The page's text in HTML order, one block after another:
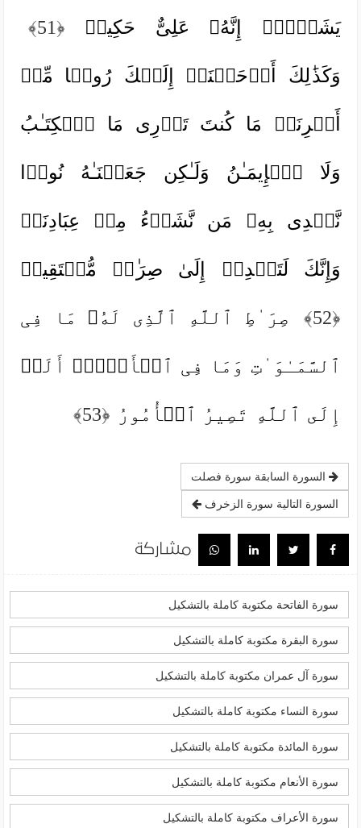
یَشَاۤءُۚ إِنَّهُۥ عَلِیٌّ حَكِیمࣱ ﴿51﴾
وَكَذَ ٰ⁠لِكَ أَوۡحَیۡنَاۤ إِلَیۡكَ رُوحࣰا مِّنۡ
أَمۡرِنَاۚ مَا كُنتَ تَدۡرِی مَا ٱلۡكِتَـٰبُ
وَلَا ٱلۡإِیمَـٰنُ وَلَـٰكِن جَعَلۡنَـٰهُ نُورࣰا
نَّهۡدِی بِهِۦ مَن نَّشَاۤءُ مِنۡ عِبَادِنَاۚ
وَإِنَّكَ لَتَهۡدِیۤ إِلَىٰ صِرَ ٰ⁠طࣲ مُّسۡتَقِیمࣲ
﴿52﴾ صِرَ ٰ⁠طِ ٱللَّهِ ٱلَّذِی لَهُۥ مَا فِی
ٱلسَّمَـٰوَ ٰ⁠تِ وَمَا فِی ٱلۡأَرۡضِۗ أَلَاۤ
إِلَى ٱللَّهِ تَصِیرُ ٱلۡأُمُورُ ﴿53﴾
السورة السابقة سورة فصلت
السورة التالية سورة الزخرف
مشاركة
سورة الفاتحة مكتوبة كاملة بالتشكيل
سورة البقرة مكتوبة كاملة بالتشكيل
سورة آل عمران مكتوبة كاملة بالتشكيل
سورة النساء مكتوبة كاملة بالتشكيل
سورة المائدة مكتوبة كاملة بالتشكيل
سورة الأنعام مكتوبة كاملة بالتشكيل
سورة الأعراف مكتوبة كاملة بالتشكيل